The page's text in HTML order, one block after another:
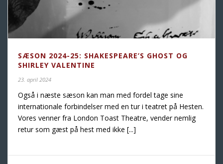
SÆSON 2024-25: SHAKESPEARE’S GHOST OG
SHIRLEY VALENTINE
23. april 2024
Også i næste sæson kan man med fordel tage sine
internationale forbindelser med en tur i teatret på Hesten.
Vores venner fra London Toast Theatre, vender nemlig
retur som gæst på hest med ikke [...]